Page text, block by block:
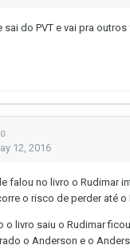
sai do PVT e vai pra
12, 2016
falou no livro o Rudimar
o risco de perder até
o livro saiu o Rudimar
o Anderson e o